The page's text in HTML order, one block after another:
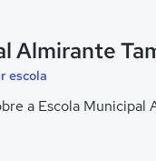
Almirante
escola
a Escola Municipal